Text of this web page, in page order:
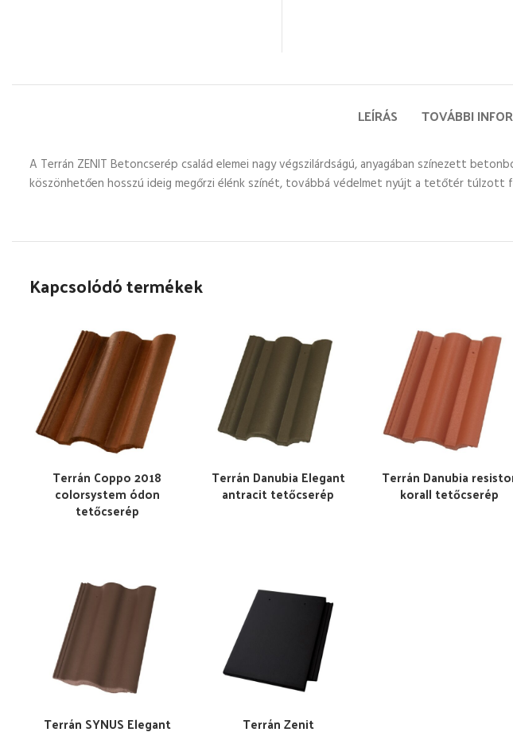
LEÍRÁS TOVÁBBI
A Terrán ZENIT Betoncserép család elemei nagy végszilárdságú, anyagában színezett
köszönhetően hosszú ideig megőrzi élénk színét, továbbá védelmet nyújt a tetőtér túlzott
Kapcsolódó termékek
Terrán Coppo 2018
colorsystem ódon
tetőcserép
Terrán Danubia Elegant
antracit tetőcserép
Terrán Danubia
korall tetőcserép
Terrán SYNUS Elegant Terrán Zenit